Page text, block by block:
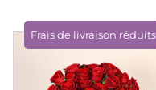
Frais de livraison réduits